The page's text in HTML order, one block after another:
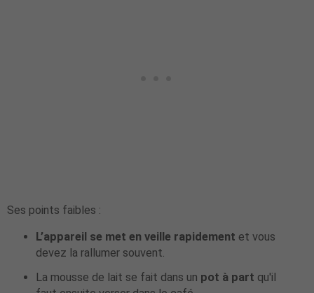
Ses points faibles :
L’appareil se met en veille rapidement et vous
devez la rallumer souvent.
La mousse de lait se fait dans un pot à part qu'il